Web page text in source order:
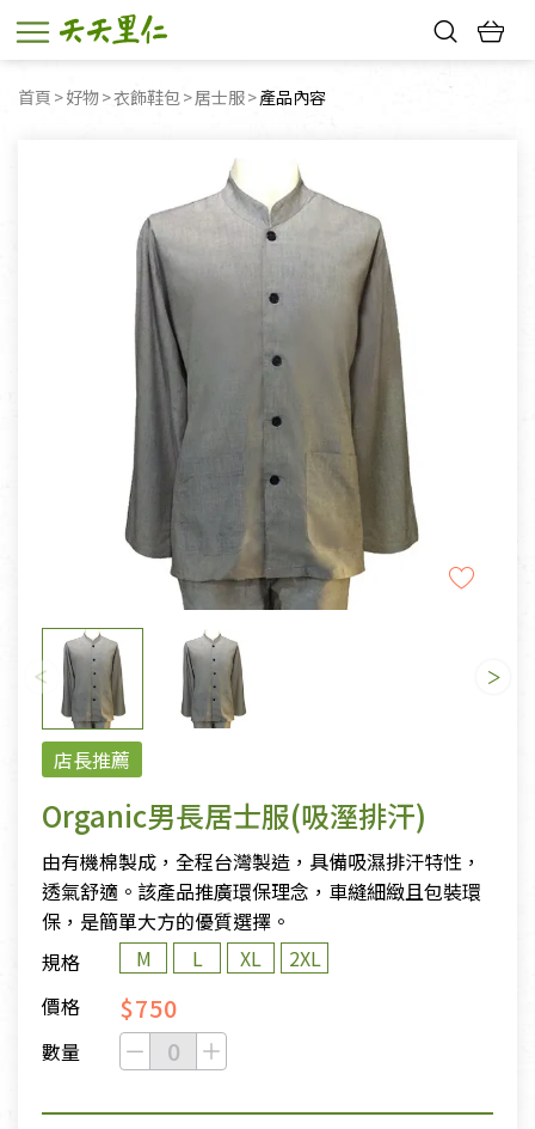
首頁 好物 衣飾鞋包 居士服 目前頁面：
產品內容
店長推薦
Organic男長居士服(吸溼排汗)
由有機棉製成，全程台灣製造，具備吸濕排汗特性，
透氣舒適。該產品推廣環保理念，車縫細緻且包裝環
保，是簡單大方的優質選擇。
規格
M L XL
2XL
價格
$750
數量